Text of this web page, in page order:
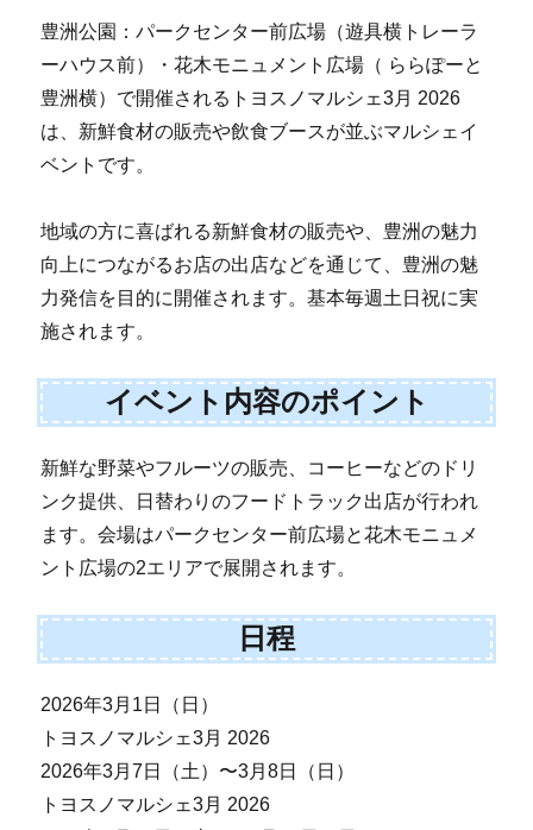
豊洲公園：パークセンター前広場（遊具横トレーラ
ーハウス前）・花木モニュメント広場（ ららぽーと
豊洲横）で開催されるトヨスノマルシェ3月 2026
は、新鮮食材の販売や飲食ブースが並ぶマルシェイ
ベントです。
地域の方に喜ばれる新鮮食材の販売や、豊洲の魅力
向上につながるお店の出店などを通じて、豊洲の魅
力発信を目的に開催されます。基本毎週土日祝に実
施されます。
イベント内容のポイント
新鮮な野菜やフルーツの販売、コーヒーなどのドリ
ンク提供、日替わりのフードトラック出店が行われ
ます。会場はパークセンター前広場と花木モニュメ
ント広場の2エリアで展開されます。
日程
2026年3月1日（日）
トヨスノマルシェ3月 2026
2026年3月7日（土）〜3月8日（日）
トヨスノマルシェ3月 2026